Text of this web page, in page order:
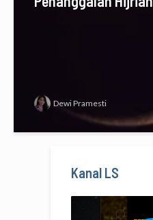
Dewi Pramesti
Kanal LS